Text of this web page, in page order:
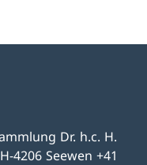
Dr. h.c. H.
4206 Seewen +41